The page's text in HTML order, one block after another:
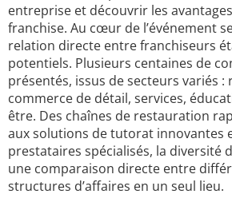
entreprise et découvrir les
franchise. Au cœur de l’événement
relation directe entre franchiseurs
potentiels. Plusieurs centaines de
présentés, issus de secteurs variés
commerce de détail, services,
être. Des chaînes de restauration
aux solutions de tutorat innovantes
prestataires spécialisés, la diversité
une comparaison directe entre
structures d’affaires en un seul lieu.